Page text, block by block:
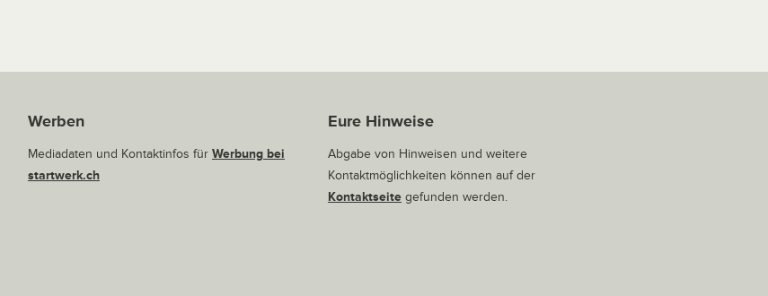
Werben
Mediadaten und Kontaktinfos für Werbung bei
startwerk.ch
Eure Hinweise
Abgabe von Hinweisen und weitere
Kontaktmöglichkeiten können auf der
Kontaktseitegefunden werden.